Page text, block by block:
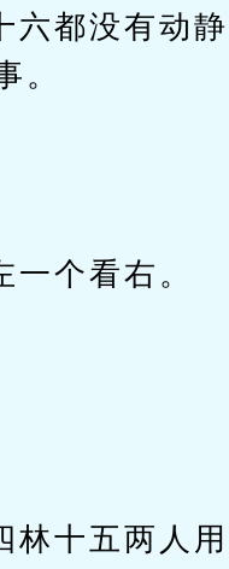
六都没有动
。
个看右。
林十五两人